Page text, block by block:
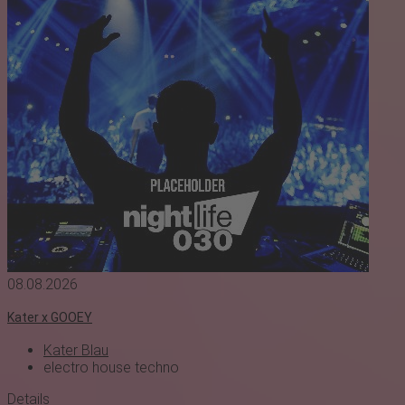
08.08.2026
Kater x GOOEY
Kater Blau
electro house techno
Details